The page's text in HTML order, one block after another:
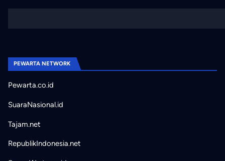
PEWARTA NETWORK
Pewarta.co.id
SuaraNasional.id
Tajam.net
RepublikIndonesia.net